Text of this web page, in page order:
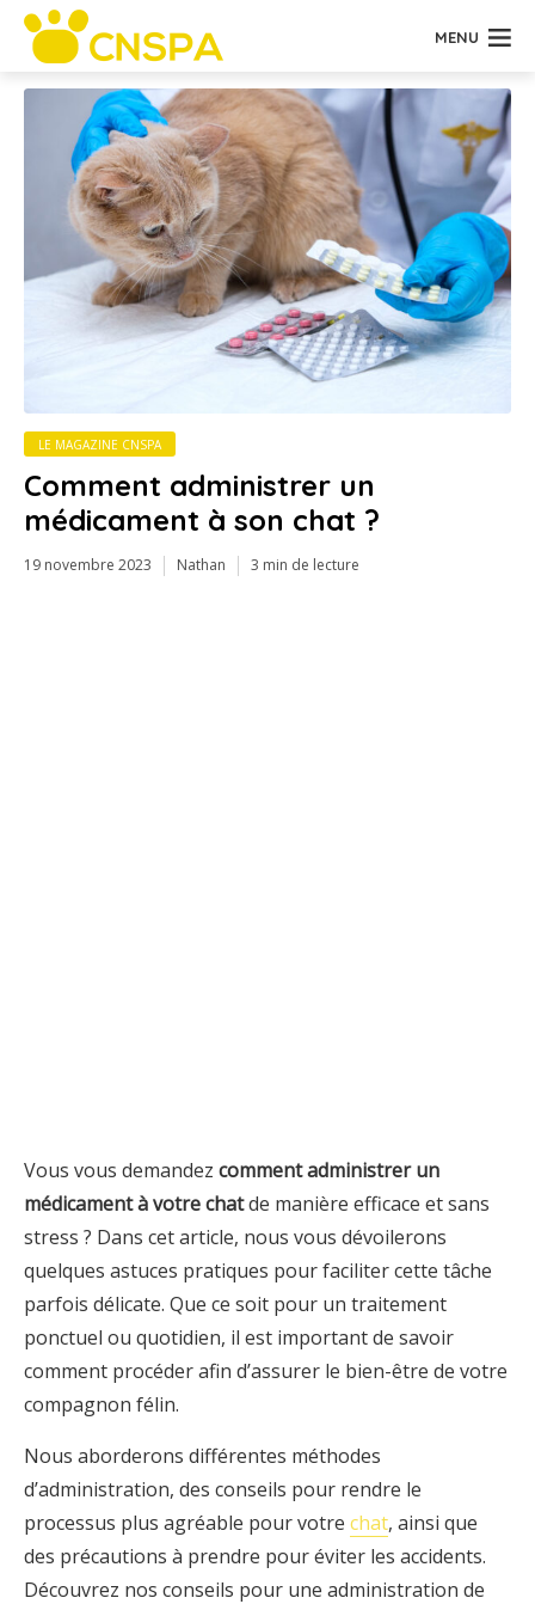
MENU
LE MAGAZINE CNSPA
Comment administrer un
médicament à son chat ?
19 novembre 2023 Nathan 3 min de lecture
Vous vous demandez comment administrer un
médicament à votre chatde manière efficace et sans
stress ? Dans cet article, nous vous dévoilerons
quelques astuces pratiques pour faciliter cette tâche
parfois délicate. Que ce soit pour un traitement
ponctuel ou quotidien, il est important de savoir
comment procéder afin d’assurer le bien-être de votre
compagnon félin.
Nous aborderons différentes méthodes
d’administration, des conseils pour rendre le
processus plus agréable pour votre chat, ainsi que
des précautions à prendre pour éviter les accidents.
Découvrez nos conseils pour une administration de